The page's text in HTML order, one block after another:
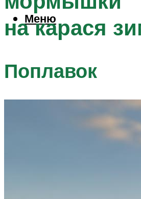
Меню
на карася
Поплавок